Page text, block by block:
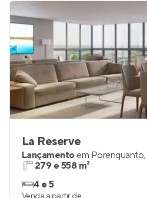
La Reserve
Lançamento em Porenquanto,
279 e 558 m²
4 e 5